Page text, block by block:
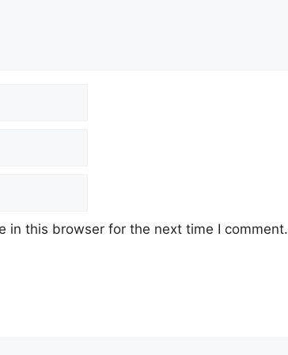
in this browser for the next time I comment.